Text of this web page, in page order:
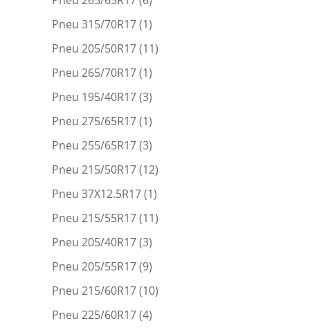
Pneu 315/70R17(1)
Pneu 205/50R17(11)
Pneu 265/70R17(1)
Pneu 195/40R17(3)
Pneu 275/65R17(1)
Pneu 255/65R17(3)
Pneu 215/50R17(12)
Pneu 37X12.5R17(1)
Pneu 215/55R17(11)
Pneu 205/40R17(3)
Pneu 205/55R17(9)
Pneu 215/60R17(10)
Pneu 225/60R17(4)